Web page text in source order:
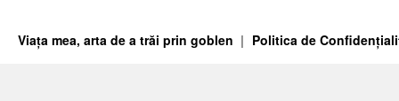
Viața mea, arta de a trăi prin goblen Politica de